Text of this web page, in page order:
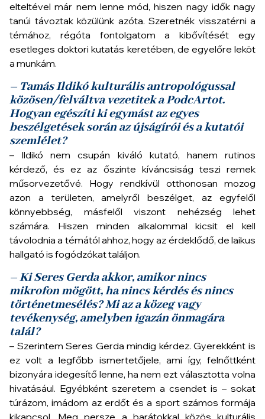
elteltével már nem lenne mód, hiszen nagy idők nagy
tanúi távoztak közülünk azóta. Szeretnék visszatérni a
témához, régóta fontolgatom a kibővítését egy
esetleges doktori kutatás keretében, de egyelőre leköt
a munkám.
– Tamás Ildikó kulturális antropológussal
közösen/felváltva vezetitek a PodcArtot.
Hogyan egészíti ki egymást az egyes
beszélgetések során az újságírói és a kutatói
szemlélet?
– Ildikó nem csupán kiváló kutató, hanem rutinos
kérdező, és ez az őszinte kíváncsiság teszi remek
műsorvezetővé. Hogy rendkívül otthonosan mozog
azon a területen, amelyről beszélget, az egyfelől
könnyebbség, másfelől viszont nehézség lehet
számára. Hiszen minden alkalommal kicsit el kell
távolodnia a témától ahhoz, hogy az érdeklődő, de laikus
hallgató is fogódzókat találjon.
– Ki Seres Gerda akkor, amikor nincs
mikrofon mögött, ha nincs kérdés és nincs
történetmesélés? Mi az a közeg vagy
tevékenység, amelyben igazán önmagára
talál?
– Szerintem Seres Gerda mindig kérdez. Gyerekként is
ez volt a legfőbb ismertetőjele, ami így, felnőttként
bizonyára idegesítő lenne, ha nem ezt választotta volna
hivatásául. Egyébként szeretem a csendet is – sokat
túrázom, imádom az erdőt és a sport számos formája
kikapcsol. Meg persze a barátokkal közös kulturális